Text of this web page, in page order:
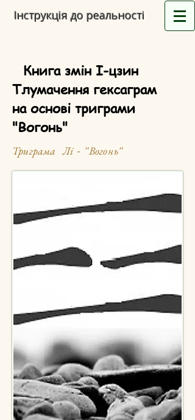
Інструкція до реальності
Книга змін І-цзин
Тлумачення гексаграм
на основі триграми
"Вогонь"
Триграма Лі - "Вогонь"